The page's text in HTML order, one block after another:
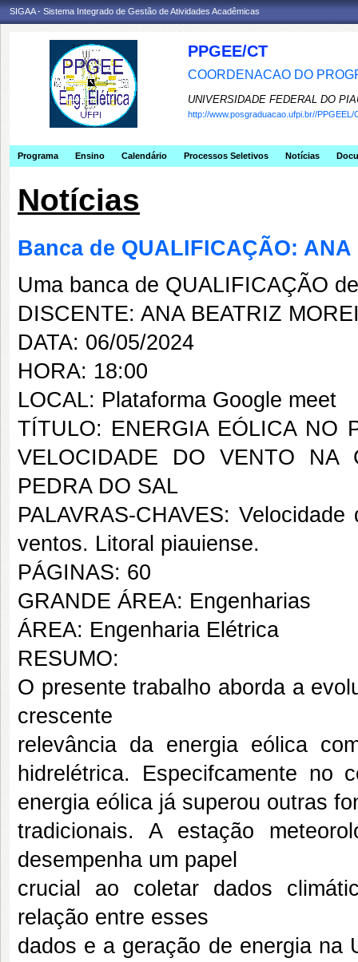
SIGAA - Sistema Integrado de Gestão de Atividades Acadêmicas
PPGEE/CT
COORDENACAO DO
UNIVERSIDADE FEDERAL DO
http://www.posgraduacao.ufpi.br//PPGEEL/
Programa Ensino Calendário Processos Seletivos Notícias
Notícias
Banca de QUALIFICAÇÃO: ANA
Uma banca de QUALIFICAÇÃO
DISCENTE: ANA BEATRIZ
DATA: 06/05/2024
HORA: 18:00
LOCAL: Plataforma Google meet
TÍTULO: ENERGIA EÓLICA NO
VELOCIDADE DO VENTO NA
PEDRA DO SAL
PALAVRAS-CHAVES:
ventos. Litoral piauiense.
PÁGINAS: 60
GRANDE ÁREA: Engenharias
ÁREA: Engenharia Elétrica
RESUMO:
O presente trabalho aborda a
crescente
relevância da energia eólica
hidrelétrica. Especifcamente no
energia eólica já superou outras
tradicionais. A estação
desempenha um papel
crucial ao coletar dados
relação entre esses
dados e a geração de energia na